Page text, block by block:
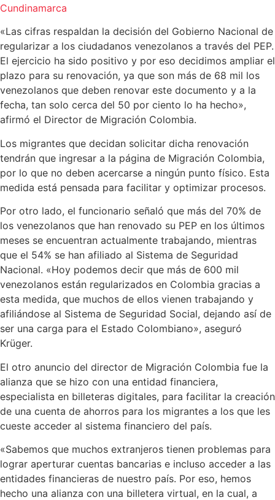
Cundinamarca
«Las cifras respaldan la decisión del Gobierno Nacional de
regularizar a los ciudadanos venezolanos a través del PEP.
El ejercicio ha sido positivo y por eso decidimos ampliar el
plazo para su renovación, ya que son más de 68 mil los
venezolanos que deben renovar este documento y a la
fecha, tan solo cerca del 50 por ciento lo ha hecho»,
afirmó el Director de Migración Colombia.
Los migrantes que decidan solicitar dicha renovación
tendrán que ingresar a la página de Migración Colombia,
por lo que no deben acercarse a ningún punto físico. Esta
medida está pensada para facilitar y optimizar procesos.
Por otro lado, el funcionario señaló que más del 70% de
los venezolanos que han renovado su PEP en los últimos
meses se encuentran actualmente trabajando, mientras
que el 54% se han afiliado al Sistema de Seguridad
Nacional. «Hoy podemos decir que más de 600 mil
venezolanos están regularizados en Colombia gracias a
esta medida, que muchos de ellos vienen trabajando y
afiliándose al Sistema de Seguridad Social, dejando así de
ser una carga para el Estado Colombiano», aseguró
Krüger.
El otro anuncio del director de Migración Colombia fue la
alianza que se hizo con una entidad financiera,
especialista en billeteras digitales, para facilitar la creación
de una cuenta de ahorros para los migrantes a los que les
cueste acceder al sistema financiero del país.
«Sabemos que muchos extranjeros tienen problemas para
lograr aperturar cuentas bancarias e incluso acceder a las
entidades financieras de nuestro país. Por eso, hemos
hecho una alianza con una billetera virtual, en la cual, a